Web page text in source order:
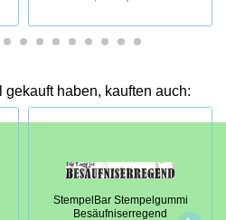
haben, kauften auch:
StempelBar Stempelgummi
Besäufniserregend